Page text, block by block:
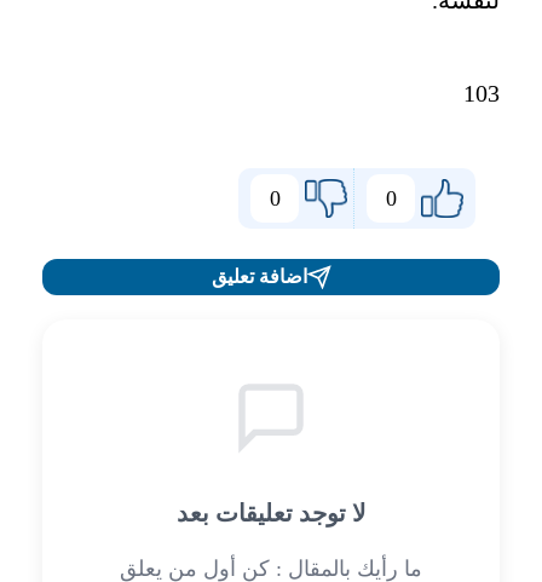
103
0
0
اضافة تعليق
لا توجد تعليقات بعد
ما رأيك بالمقال : كن أول من يعلق